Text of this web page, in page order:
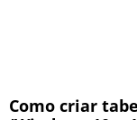
Como criar